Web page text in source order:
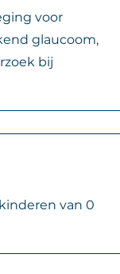
voor
glaucoom,
bij
van 0